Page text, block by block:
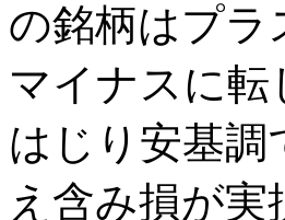
の銘柄はプラ
マイナスに
はじり安基調
え含み損が